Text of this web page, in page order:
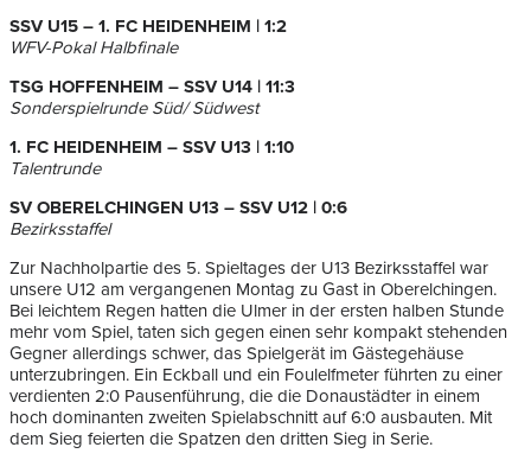
SSV U15 – 1. FC HEIDENHEIM | 1:2
WFV-Pokal Halbfinale
TSG HOFFENHEIM – SSV U14 | 11:3
Sonderspielrunde Süd/ Südwest
1. FC HEIDENHEIM – SSV U13 | 1:10
Talentrunde
SV OBERELCHINGEN U13 – SSV U12 | 0:6
Bezirksstaffel
Zur Nachholpartie des 5. Spieltages der U13 Bezirksstaffel war
unsere U12 am vergangenen Montag zu Gast in Oberelchingen.
Bei leichtem Regen hatten die Ulmer in der ersten halben Stunde
mehr vom Spiel, taten sich gegen einen sehr kompakt stehenden
Gegner allerdings schwer, das Spielgerät im Gästegehäuse
unterzubringen. Ein Eckball und ein Foulelfmeter führten zu einer
verdienten 2:0 Pausenführung, die die Donaustädter in einem
hoch dominanten zweiten Spielabschnitt auf 6:0 ausbauten. Mit
dem Sieg feierten die Spatzen den dritten Sieg in Serie.